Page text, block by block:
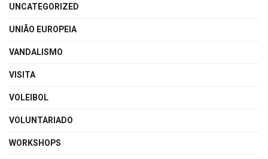
UNCATEGORIZED
UNIÃO EUROPEIA
VANDALISMO
VISITA
VOLEIBOL
VOLUNTARIADO
WORKSHOPS